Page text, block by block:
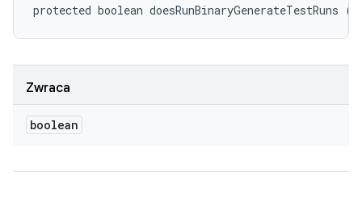
protected boolean doesRunBinaryGenerateTestRuns ()
Zwraca
boolean